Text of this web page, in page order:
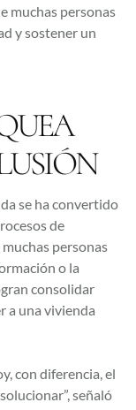
muchas personas
y sostener un
se ha convertido
de
personas
o la
consolidar
a una vivienda
con diferencia, el
señaló